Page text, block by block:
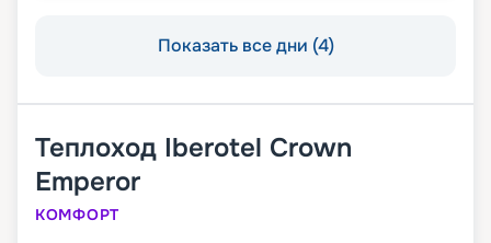
Показать все дни (4)
Теплоход Iberotel Crown
Emperor
КОМФОРТ